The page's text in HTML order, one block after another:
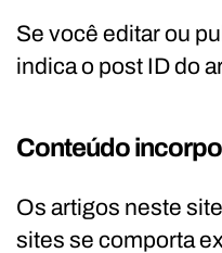
Se você editar ou
indica o post ID do
Conteúdo
Os artigos neste
sites se comporta